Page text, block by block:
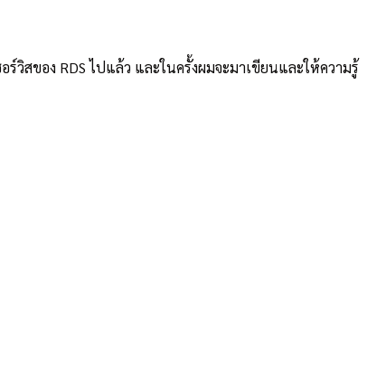
ร์วิสของ RDS ไปแล้ว และในครั้งผมจะมาเขียนและให้ความรู้